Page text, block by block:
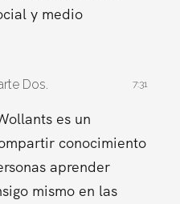
y medio
Dos. 7:31
es un
conocimiento
aprender
mismo en las